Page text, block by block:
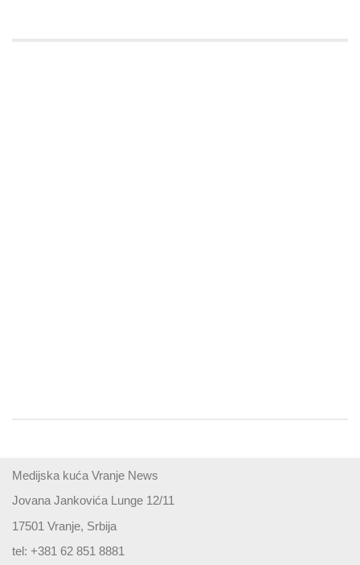
Medijska kuća Vranje News
Jovana Jankovića Lunge 12/11
17501 Vranje, Srbija
tel: +381 62 851 8881